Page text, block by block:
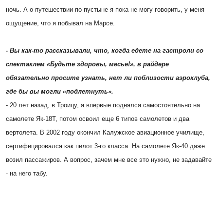
ночь. А о путешествии по пустыне я пока не могу говорить, у меня
ощущение, что я побывал на Марсе.
- Вы как-то рассказывали, что, когда едете на гастроли со
спектаклем «Будьте здоровы, месье!», в райдере
обязательно просите узнать, нет ли поблизости аэроклуба,
где бы вы могли «подлетнуть».
- 20 лет назад, в Троицу, я впервые поднялся самостоятельно на
самолете Як-18Т, потом освоил еще 6 типов самолетов и два
вертолета. В 2002 году окончил Калужское авиационное училище,
сертифицировался как пилот 3-го класса. На самолете Як-40 даже
возил пассажиров. А вопрос, зачем мне все это нужно, не задавайте
- на него табу.